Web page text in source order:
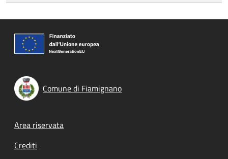
Comune di Fiamignano
Footer menu
Area riservata
Crediti